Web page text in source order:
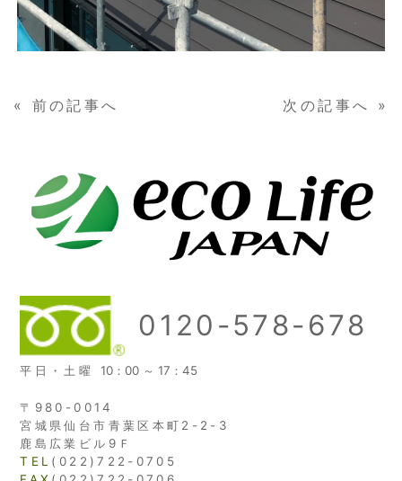
« 前の記事へ 次の記事へ »
0120-578-678
平日・土曜 10：00 ～ 17：45
〒980-0014
宮城県仙台市青葉区本町2-2-3
鹿島広業ビル9Ｆ
TEL (022)722-0705